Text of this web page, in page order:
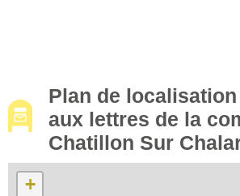
Plan de
aux lettres de la
Chatillon Sur
+